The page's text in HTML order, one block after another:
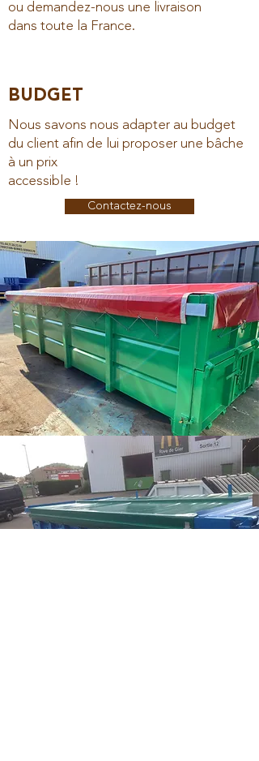
ou demandez-nous une livraison
dans toute la France.
BUDGET
Nous savons nous adapter au budget
du client afin de lui proposer une bâche
à un prix
accessible !
Contactez-nous